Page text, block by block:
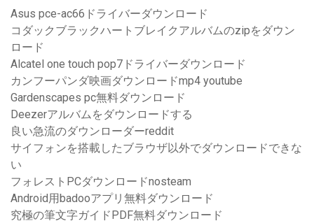
Asus pce-ac66ドライバーダウンロード
コダックブラックハートブレイクアルバムのzipをダウン
ロード
Alcatel one touch pop7ドライバーダウンロード
カンフーパンダ映画ダウンロードmp4 youtube
Gardenscapes pc無料ダウンロード
Deezerアルバムをダウンロードする
良い急流のダウンローダーreddit
サイフォンを搭載したブラウザ以外でダウンロードできな
い
フォレストPCダウンロードnosteam
Android用badooアプリ無料ダウンロード
究極の筆文字ガイドPDF無料ダウンロード